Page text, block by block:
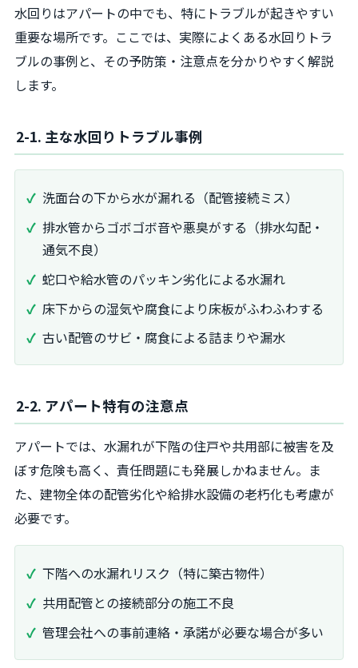
水回りはアパートの中でも、特にトラブルが起きやすい
重要な場所です。ここでは、実際によくある水回りトラ
ブルの事例と、その予防策・注意点を分かりやすく解説
します。
2-1. 主な水回りトラブル事例
洗面台の下から水が漏れる（配管接続ミス）
排水管からゴボゴボ音や悪臭がする（排水勾配・
通気不良）
蛇口や給水管のパッキン劣化による水漏れ
床下からの湿気や腐食により床板がふわふわする
古い配管のサビ・腐食による詰まりや漏水
2-2. アパート特有の注意点
アパートでは、水漏れが下階の住戸や共用部に被害を及
ぼす危険も高く、責任問題にも発展しかねません。ま
た、建物全体の配管劣化や給排水設備の老朽化も考慮が
必要です。
下階への水漏れリスク（特に築古物件）
共用配管との接続部分の施工不良
管理会社への事前連絡・承諾が必要な場合が多い